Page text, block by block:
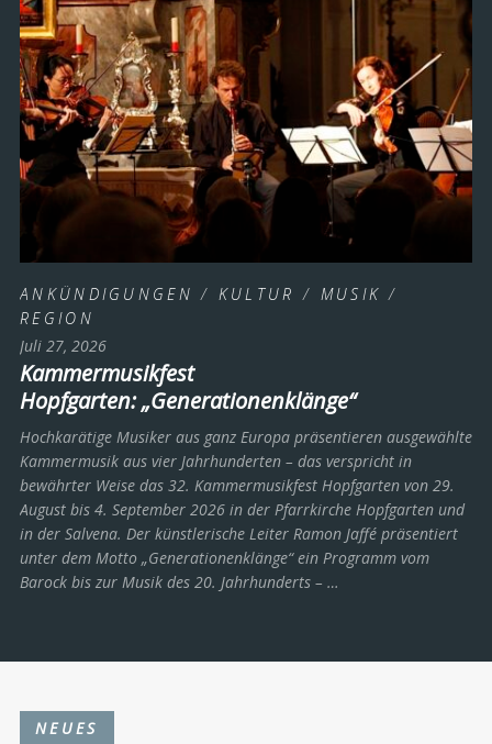
ANKÜNDIGUNGEN / KULTUR / MUSIK /
REGION
Juli 27, 2026
Kammermusikfest
Hopfgarten: „Generationenklänge“
Hochkarätige Musiker aus ganz Europa präsentieren ausgewählte
Kammermusik aus vier Jahrhunderten – das verspricht in
bewährter Weise das 32. Kammermusikfest Hopfgarten von 29.
August bis 4. September 2026 in der Pfarrkirche Hopfgarten und
in der Salvena. Der künstlerische Leiter Ramon Jaffé präsentiert
unter dem Motto „Generationenklänge“ ein Programm vom
Barock bis zur Musik des 20. Jahrhunderts ­– …
NEUES